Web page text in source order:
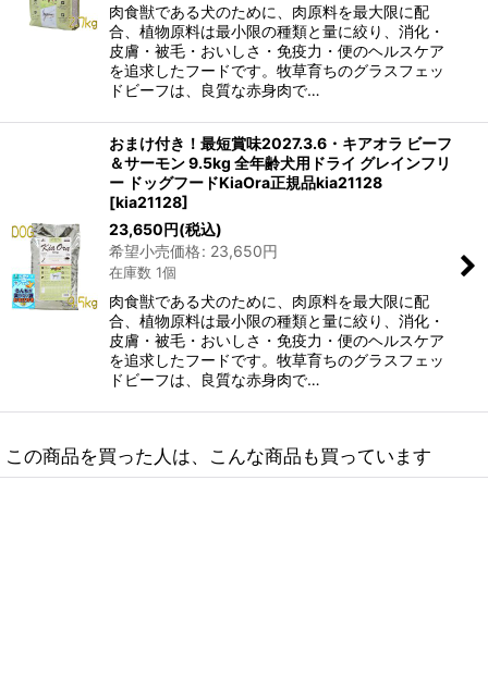
肉食獣である犬のために、肉原料を最大限に配
合、植物原料は最小限の種類と量に絞り、消化・
皮膚・被毛・おいしさ・免疫力・便のヘルスケア
を追求したフードです。牧草育ちのグラスフェッ
ドビーフは、良質な赤身肉で…
おまけ付き！最短賞味2027.3.6・キアオラ ビーフ
＆サーモン 9.5kg 全年齢犬用ドライ グレインフリ
ー ドッグフードKiaOra正規品kia21128
[kia21128]
23,650円(税込)
希望小売価格: 23,650円
在庫数 1個
肉食獣である犬のために、肉原料を最大限に配
合、植物原料は最小限の種類と量に絞り、消化・
皮膚・被毛・おいしさ・免疫力・便のヘルスケア
を追求したフードです。牧草育ちのグラスフェッ
ドビーフは、良質な赤身肉で…
この商品を買った人は、こんな商品も買っています